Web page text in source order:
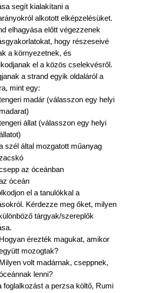
segít kialakítani a
alkotott elképzelésüket.
elhagyása előtt végezzenek
hogy részeseivé
a környezetnek, és
el a közös cselekvésről.
a strand egyik oldaláról a
mint egy:
madár (válasszon egy helyi
madarat)
állat (válasszon egy helyi
szél által mozgatott műanyag
az óceánban
óceán
el a tanulókkal a
Kérdezze meg őket, milyen
tárgyak/szereplők
Hogyan érezték magukat, amikor
mozogtak?
Milyen volt madárnak, cseppnek,
lenni?
foglalkozást a perzsa költő, Rumi